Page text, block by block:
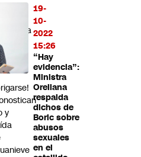
19-
10-
2022
15:26
“Hay
evidencia”:
Ministra
Orellana
respalda
dichos de
Boric sobre
abusos
sexuales
en el
y